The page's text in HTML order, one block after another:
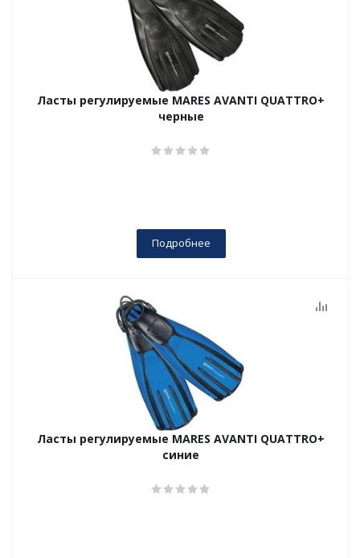
Ласты регулируемые MARES AVANTI QUATTRO+
черные
Подробнее
Ласты регулируемые MARES AVANTI QUATTRO+
синие